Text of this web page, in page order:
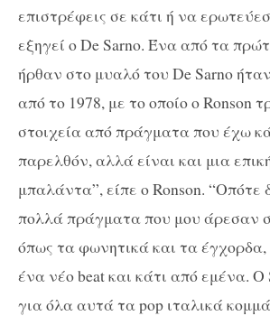
επιστρέφεις σε κάτι ή να
εξηγεί ο De Sarno. Ένα από τα
ήρθαν στο μυαλό του De Sarno
από το 1978, με το οποίο ο Ronson
στοιχεία από πράγματα που έχω
παρελθόν, αλλά είναι και μια
μπαλάντα”, είπε o Ronson. “Οπότε
πολλά πράγματα που μου άρεσαν
όπως τα φωνητικά και τα
ένα νέο beat και κάτι από εμένα. Ο
για όλα αυτά τα pop ιταλικά